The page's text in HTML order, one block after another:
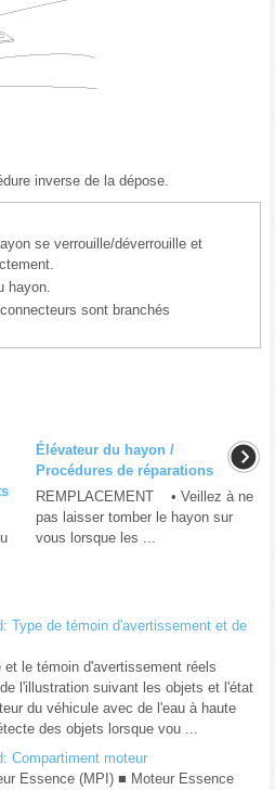
inverse de la dépose.
se verrouille/déverrouille et
hayon.
sont branchés
Élévateur du hayon /
Procédures de réparations
REMPLACEMENT • Veillez à ne
pas laisser tomber le hayon sur
vous lorsque les ...
Type de témoin d'avertissement et de
le témoin d'avertissement réels
l'illustration suivant les objets et l'état
du véhicule avec de l'eau à haute
des objets lorsque vou ...
Compartiment moteur
Essence (MPI) ■ Moteur Essence